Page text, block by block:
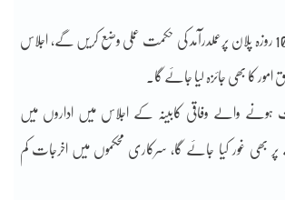
اجلاس میں وزیراعظم 100 روزہ پلان پرعملدرآمد کی حکمت عملی وضع کریں گے، اجلاس
کا بھی جائزہ لیا جائے گا۔
ہونے والے وفاقی کابینہ کے اجلاس میں اداروں میں
بھی غور کیا جائے گا، سرکاری محکموں میں اخرجات کم